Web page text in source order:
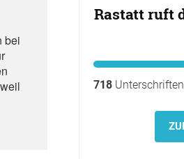
bei
Rastatt ruft
718 Unterschriften